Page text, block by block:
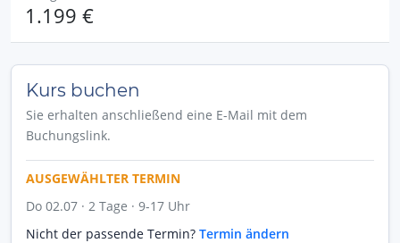
1.199 €
Kurs buchen
Sie erhalten anschließend eine E-Mail mit dem
Buchungslink.
AUSGEWÄHLTER TERMIN
Do 02.07 · 2 Tage · 9-17 Uhr
Nicht der passende Termin? Termin ändern